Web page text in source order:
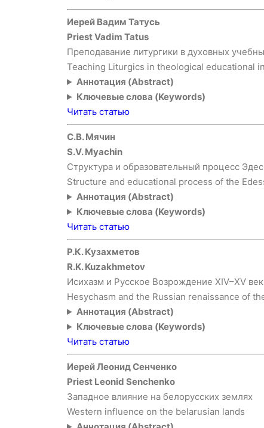
Иерей Вадим Татусь
Priest Vadim Tatus
Преподавание литургики в духовных
Teaching Liturgics in theological educational
Аннотация (Abstract)
Ключевые слова (Keywords)
Читать статью
С.В. Мячин
S.V. Myachin
Структура и образовательный процесс
Structure and educational process of the
Аннотация (Abstract)
Ключевые слова (Keywords)
Читать статью
Р.К. Кузахметов
R.K. Kuzakhmetov
Исихазм и Русское Возрождение XIV–XV
Hesychasm and the Russian renaissance of
Аннотация (Abstract)
Ключевые слова (Keywords)
Читать статью
Иерей Леонид Сенченко
Priest Leonid Senchenko
Западное влияние на белорусских землях
Western influence on the belarusian lands